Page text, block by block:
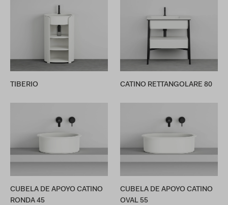
TIBERIO CATINO RETTANGOLARE 80
CUBELA DE APOYO CATINO
RONDA 45
CUBELA DE APOYO CATINO
OVAL 55